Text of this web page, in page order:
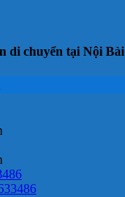
di chuyển tại Nội Bài